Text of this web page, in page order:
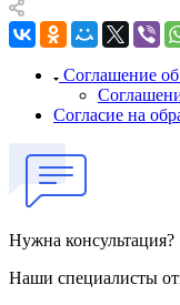
Соглашение
Согласие на
Нужна консультация?
Наши специалисты